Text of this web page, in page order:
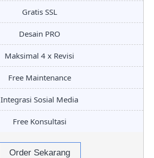
Gratis SSL
Desain PRO
Maksimal 4 x Revisi
Free Maintenance
Integrasi Sosial Media
Free Konsultasi
Order Sekarang